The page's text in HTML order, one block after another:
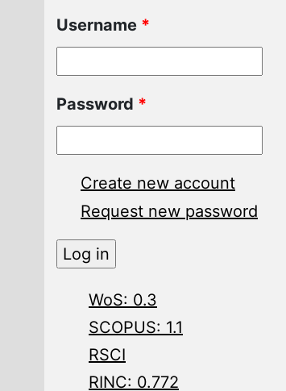
Username *
Password *
Create new account
Request new password
WoS: 0.3
SCOPUS: 1.1
RSCI
RINC: 0.772